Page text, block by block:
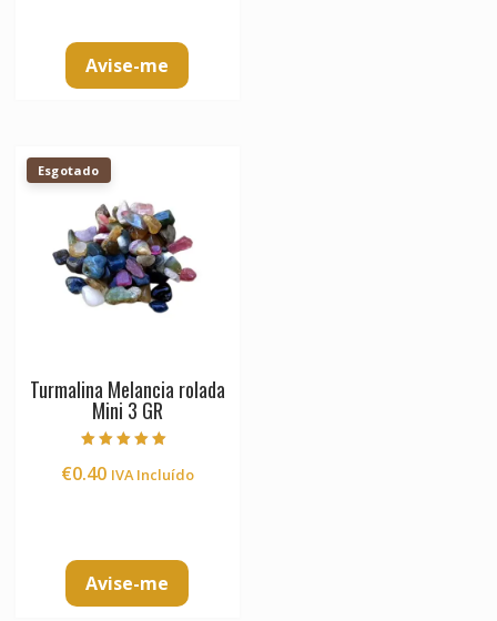
Avise-me
Esgotado
Turmalina Melancia rolada
Mini 3 GR
5.00
€0.40 IVA Incluído
Avise-me